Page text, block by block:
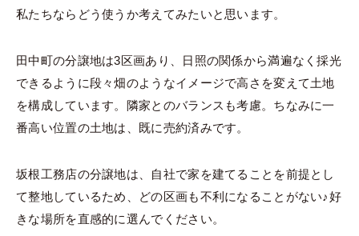
私たちならどう使うか考えてみたいと思います。
田中町の分譲地は3区画あり、日照の関係から満遍なく採光
できるように段々畑のようなイメージで高さを変えて土地
を構成しています。隣家とのバランスも考慮。ちなみに一
番高い位置の土地は、既に売約済みです。
坂根工務店の分譲地は、自社で家を建てることを前提とし
て整地しているため、どの区画も不利になることがない♪好
きな場所を直感的に選んでください。